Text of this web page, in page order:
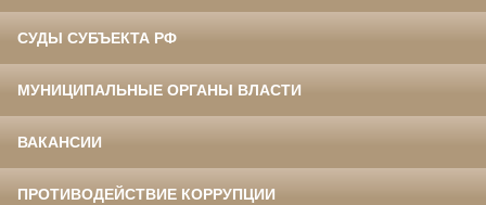
СУДЫ СУБЪЕКТА РФ
МУНИЦИПАЛЬНЫЕ ОРГАНЫ ВЛАСТИ
ВАКАНСИИ
ПРОТИВОДЕЙСТВИЕ КОРРУПЦИИ